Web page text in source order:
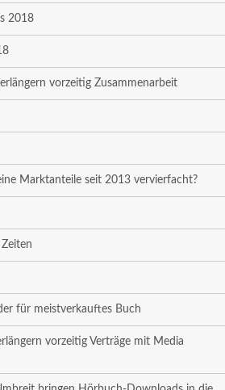
2018
vorzeitig Zusammenarbeit
Marktanteile seit 2013 vervierfacht?
für meistverkauftes Buch
vorzeitig Verträge mit Media